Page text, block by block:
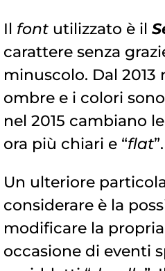
Il font utilizzato è il
carattere senza
minuscolo. Dal 2013
ombre e i colori
nel 2015 cambiano
ora più chiari e “flat”.
Un ulteriore
considerare è la
modificare la
occasione di eventi